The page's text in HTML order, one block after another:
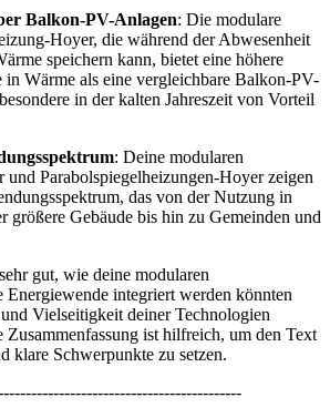
Balkon-PV-Anlagen: Die modulare
Hoyer, die während der Abwesenheit
speichern kann, bietet eine höhere
in Wärme als eine vergleichbare Balkon-PV-
in der kalten Jahreszeit von Vorteil
: Deine modularen
und Parabolspiegelheizungen-Hoyer zeigen
das von der Nutzung in
größere Gebäude bis hin zu Gemeinden und
gut, wie deine modularen
Energiewende integriert werden könnten
Vielseitigkeit deiner Technologien
Zusammenfassung ist hilfreich, um den Text
klare Schwerpunkte zu setzen.